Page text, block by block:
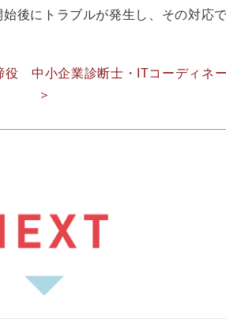
後にトラブルが発生し、その対応
中小企業診断士・ITコーディネ
＞